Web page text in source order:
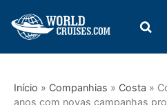
Início » Companhias » Costa »
anos com novas campanhas